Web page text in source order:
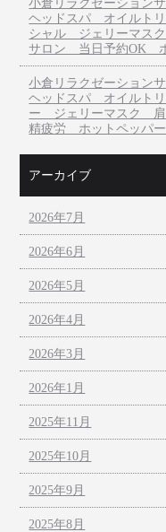
小倉リラクゼーション
ヘッドスパ オイルト
シャル ジェリーマス
サロン 当日予約OK
小倉リラクゼーション
ヘッドスパ オイルト
ー ジェリーマスク
精疲労 ホットペッパ
アーカイブ
2026年7月
2026年6月
2026年5月
2026年4月
2026年3月
2026年1月
2025年11月
2025年10月
2025年9月
2025年8月